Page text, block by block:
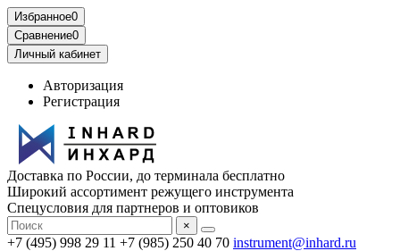
Избранное0
Сравнение0
Личный кабинет
Авторизация
Регистрация
Доставка по России, до терминала бесплатно
Широкий ассортимент режущего инструмента
Спецусловия для партнеров и оптовиков
×
+7 (495) 998 29 11 +7 (985) 250 40 70 instrument@inhard.ru